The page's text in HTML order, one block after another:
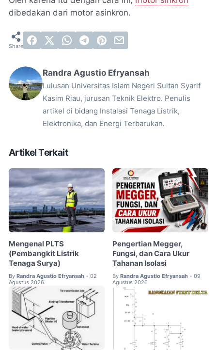
dibedakan dari motor asinkron.
Randra Agustio Efryansah
Lulusan Universitas Islam Negeri Sultan Syarif
Kasim Riau, jurusan Teknik Elektro. Penulis
artikel di bidang Instalasi Tenaga Listrik,
Elektronika, dan Energi Terbarukan.
Artikel Terkait
Mengenal PLTS
(Pembangkit Listrik
Tenaga Surya)
By Randra Agustio Efryansah • 02
Agustus 2026
Pengertian Megger,
Fungsi, dan Cara Ukur
Tahanan Isolasi
By Randra Agustio Efryansah • 09
Agustus 2026